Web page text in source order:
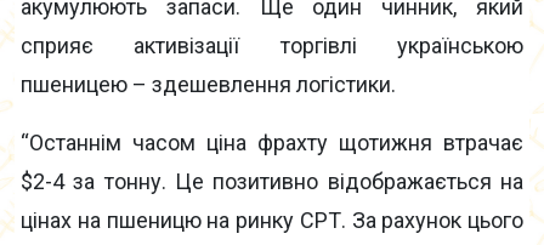
акумулюють запаси. Ще один чинник, який
сприяє активізації торгівлі українською
пшеницею – здешевлення логістики.
“Останнім часом ціна фрахту щотижня втрачає
$2-4 за тонну. Це позитивно відображається на
цінах на пшеницю на ринку СРТ. За рахунок цього